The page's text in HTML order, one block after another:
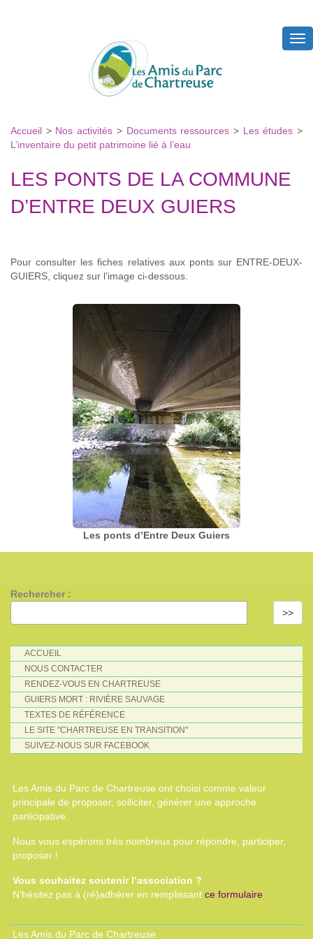
Accueil > Nos activités > Documents ressources > Les études >
L’inventaire du petit patrimoine lié à l’eau
LES PONTS DE LA COMMUNE
D’ENTRE DEUX GUIERS
Pour consulter les fiches relatives aux ponts sur ENTRE-DEUX-
GUIERS, cliquez sur l’image ci-dessous.
Les ponts d’Entre Deux Guiers
Rechercher :
>>
ACCUEIL
NOUS CONTACTER
RENDEZ-VOUS EN CHARTREUSE
GUIERS MORT : RIVIÈRE SAUVAGE
TEXTES DE RÉFÉRENCE
LE SITE "CHARTREUSE EN TRANSITION"
SUIVEZ-NOUS SUR FACEBOOK
Les Amis du Parc de Chartreuse ont choisi comme valeur
principale de proposer, solliciter, générer une approche
participative.
Nous vous espérons très nombreux pour répondre, participer,
proposer !
Vous souhaitez soutenir l’association ?
N’hésitez pas à (ré)adhérer en remplissant ce formulaire
Les Amis du Parc de Chartreuse